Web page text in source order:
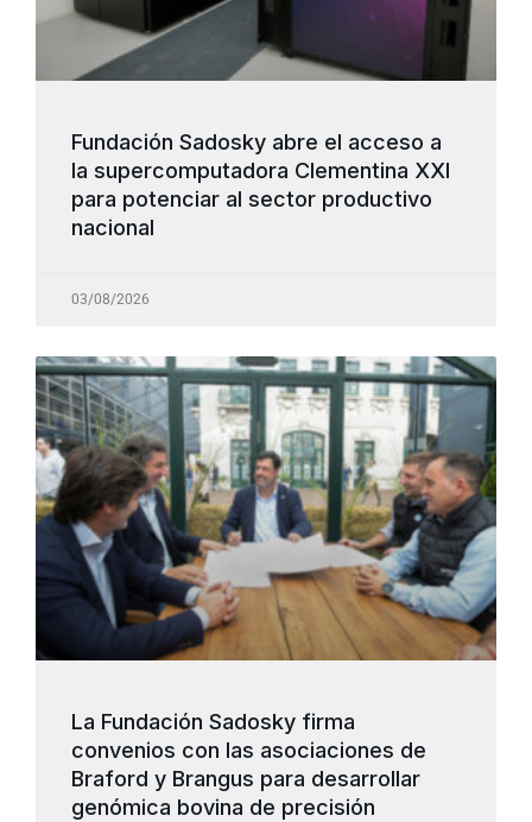
Fundación Sadosky abre el acceso a
la supercomputadora Clementina XXI
para potenciar al sector productivo
nacional
03/08/2026
La Fundación Sadosky firma
convenios con las asociaciones de
Braford y Brangus para desarrollar
genómica bovina de precisión